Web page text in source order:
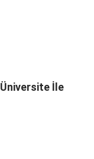
Üniversite İle